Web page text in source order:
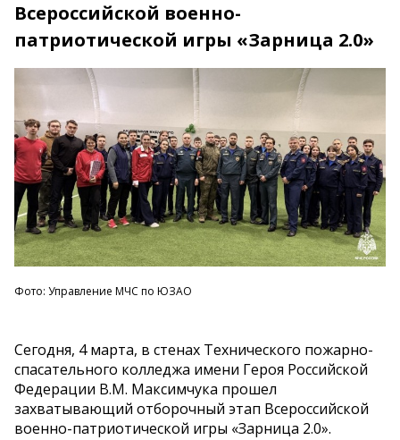
Всероссийской военно-
патриотической игры «Зарница 2.0»
Фото: Управление МЧС по ЮЗАО
Сегодня, 4 марта, в стенах Технического пожарно-
спасательного колледжа имени Героя Российской
Федерации В.М. Максимчука прошел
захватывающий отборочный этап Всероссийской
военно-патриотической игры «Зарница 2.0».